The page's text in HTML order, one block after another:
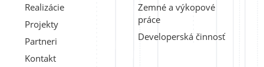
Realizácie
Projekty
Partneri
Kontakt
Zemné a výkopové
práce
Developerská činnosť